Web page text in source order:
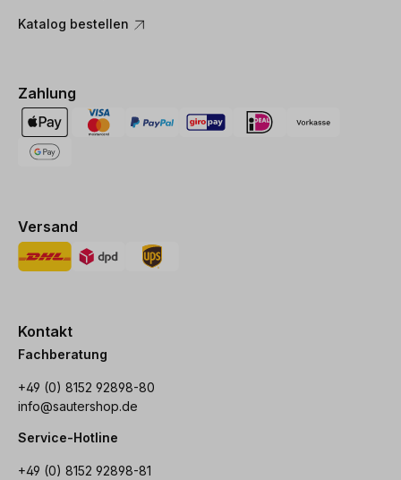
Katalog bestellen
Zahlung
Versand
Kontakt
Fachberatung
+49 (0) 8152 92898-80
info@sautershop.de
Service-Hotline
+49 (0) 8152 92898-81